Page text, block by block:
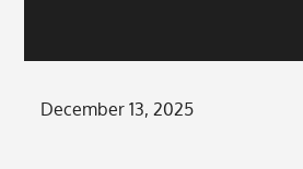
Posted
December 13, 2025